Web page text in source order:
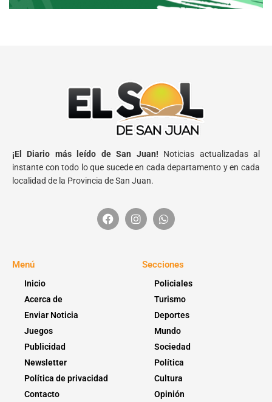
¡El Diario más leído de San Juan! Noticias actualizadas al
instante con todo lo que sucede en cada departamento y en cada
localidad de la Provincia de San Juan.
Menú
Inicio
Acerca de
Enviar Noticia
Juegos
Publicidad
Newsletter
Política de privacidad
Contacto
Secciones
Policiales
Turismo
Deportes
Mundo
Sociedad
Política
Cultura
Opinión